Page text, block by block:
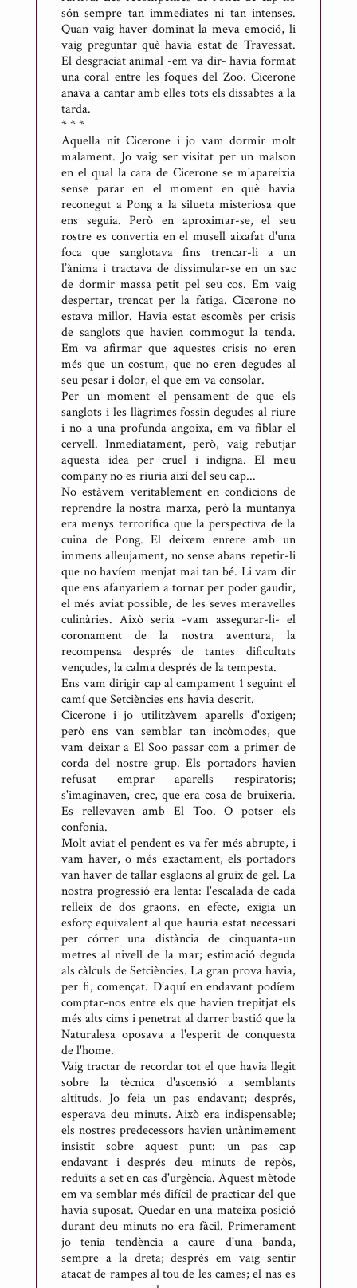
són sempre tan immediates ni tan intenses.
Quan vaig haver dominat la meva emoció, li
vaig preguntar què havia estat de Travessat.
El desgraciat animal -em va dir- havia format
una coral entre les foques del Zoo. Cicerone
anava a cantar amb elles tots els dissabtes a la
tarda.
* * *
Aquella nit Cicerone i jo vam dormir molt
malament. Jo vaig ser visitat per un malson
en el qual la cara de Cicerone se m'apareixia
sense parar en el moment en què havia
reconegut a Pong a la silueta misteriosa que
ens seguia. Però en aproximar-se, el seu
rostre es convertia en el musell aixafat d'una
foca que sanglotava fins trencar-li a un
l’ànima i tractava de dissimular-se en un sac
de dormir massa petit pel seu cos. Em vaig
despertar, trencat per la fatiga. Cicerone no
estava millor. Havia estat escomès per crisis
de sanglots que havien commogut la tenda.
Em va afirmar que aquestes crisis no eren
més que un costum, que no eren degudes al
seu pesar i dolor, el que em va consolar.
Per un moment el pensament de que els
sanglots i les llàgrimes fossin degudes al riure
i no a una profunda angoixa, em va fiblar el
cervell. Inmediatament, però, vaig rebutjar
aquesta idea per cruel i indigna. El meu
company no es riuria així del seu cap...
No estàvem veritablement en condicions de
reprendre la nostra marxa, però la muntanya
era menys terrorífica que la perspectiva de la
cuina de Pong. El deixem enrere amb un
immens alleujament, no sense abans repetir-li
que no havíem menjat mai tan bé. Li vam dir
que ens afanyariem a tornar per poder gaudir,
el més aviat possible, de les seves meravelles
culinàries. Això seria -vam assegurar-li- el
coronament de la nostra aventura, la
recompensa després de tantes dificultats
vençudes, la calma després de la tempesta.
Ens vam dirigir cap al campament 1 seguint el
camí que Setciències ens havia descrit.
Cicerone i jo utilitzàvem aparells d'oxigen;
però ens van semblar tan incòmodes, que
vam deixar a El Soo passar com a primer de
corda del nostre grup. Els portadors havien
refusat emprar aparells respiratoris;
s'imaginaven, crec, que era cosa de bruixeria.
Es rellevaven amb El Too. O potser els
confonia.
Molt aviat el pendent es va fer més abrupte, i
vam haver, o més exactament, els portadors
van haver de tallar esglaons al gruix de gel. La
nostra progressió era lenta: l'escalada de cada
relleix de dos graons, en efecte, exigia un
esforç equivalent al que hauria estat necessari
per córrer una distància de cinquanta-un
metres al nivell de la mar; estimació deguda
als càlculs de Setciències. La gran prova havia,
per fi, començat. D’aquí en endavant podíem
comptar-nos entre els que havien trepitjat els
més alts cims i penetrat al darrer bastió que la
Naturalesa oposava a l'esperit de conquesta
de l'home.
Vaig tractar de recordar tot el que havia llegit
sobre la tècnica d'ascensió a semblants
altituds. Jo feia un pas endavant; després,
esperava deu minuts. Això era indispensable;
els nostres predecessors havien unànimement
insistit sobre aquest punt: un pas cap
endavant i després deu minuts de repòs,
reduïts a set en cas d'urgència. Aquest mètode
em va semblar més difícil de practicar del que
havia suposat. Quedar en una mateixa posició
durant deu minuts no era fàcil. Primerament
jo tenia tendència a caure d'una banda,
sempre a la dreta; després em vaig sentir
atacat de rampes al tou de les cames; el nas es